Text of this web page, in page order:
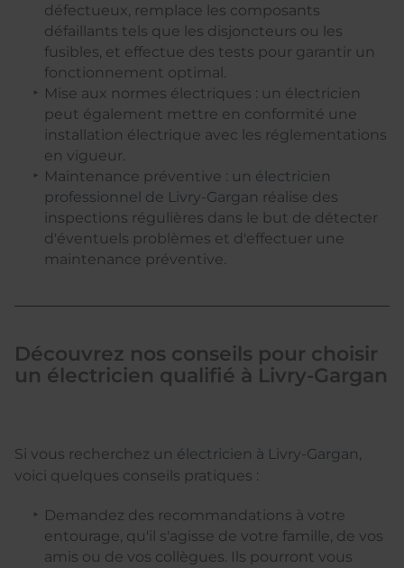
défectueux, remplace les composants
défaillants tels que les disjoncteurs ou les
fusibles, et effectue des tests pour garantir un
fonctionnement optimal.
Mise aux normes électriques : un électricien
peut également mettre en conformité une
installation électrique avec les réglementations
en vigueur.
Maintenance préventive : un électricien
professionnel de Livry-Gargan réalise des
inspections régulières dans le but de détecter
d'éventuels problèmes et d'effectuer une
maintenance préventive.
Découvrez nos conseils pour choisir
un électricien qualifié à Livry-Gargan
Si vous recherchez un électricien à Livry-Gargan,
voici quelques conseils pratiques :
Demandez des recommandations à votre
entourage, qu'il s'agisse de votre famille, de vos
amis ou de vos collègues. Ils pourront vous